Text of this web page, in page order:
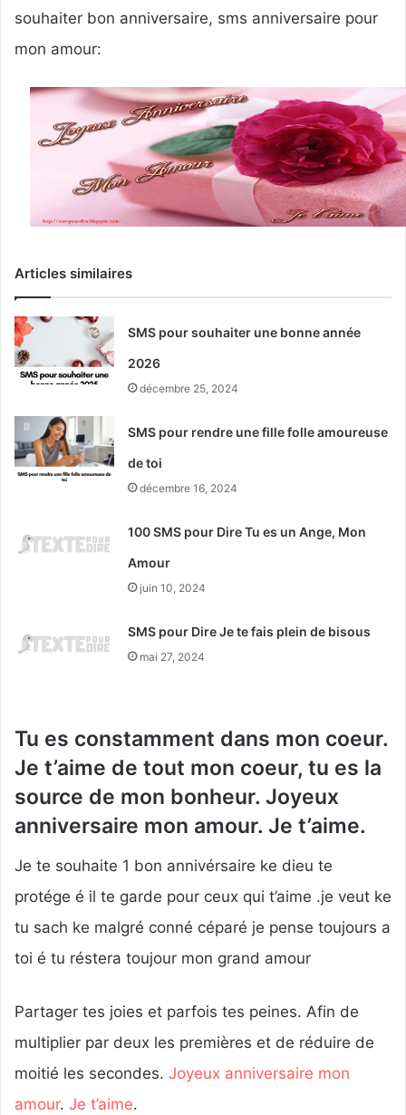
souhaiter bon anniversaire, sms anniversaire pour
mon amour:
Articles similaires
SMS pour souhaiter une bonne année
2026
décembre 25, 2024
SMS pour rendre une fille folle amoureuse
de toi
décembre 16, 2024
100 SMS pour Dire Tu es un Ange, Mon
Amour
juin 10, 2024
SMS pour Dire Je te fais plein de bisous
mai 27, 2024
Tu es constamment dans mon coeur.
Je t’aime de tout mon coeur, tu es la
source de mon bonheur. Joyeux
anniversaire mon amour. Je t’aime.
Je te souhaite 1 bon annivérsaire ke dieu te
protége é il te garde pour ceux qui t’aime .je veut ke
tu sach ke malgré conné céparé je pense toujours a
toi é tu réstera toujour mon grand amour
Partager tes joies et parfois tes peines. Afin de
multiplier par deux les premières et de réduire de
moitié les secondes. Joyeux anniversaire mon
amour. Je t’aime.